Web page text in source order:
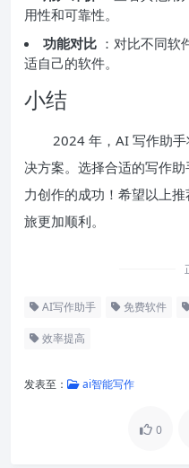
用性和可靠性。
功能对比 ：对比不同
适自己的软件。
小结
2024 年，AI 写作助
决方案。选择合适的写作
力创作的成功！希望以上
旅更加顺利。
AI写作助手 免费软件
效率提高
发表至： ai智能写作
0